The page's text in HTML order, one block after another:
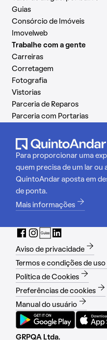
Guias
Consórcio de Imóveis
Imovelweb
Trabalhe com a gente
Carreiras
Corretagem
Fotografia
Vistorias
Parceria de Reparos
Parceria com Portarias
Para proporcionar uma
quem precisa de um lar ou
QuintoAndar aposta em
de ponta.
Mais informações
Aviso de privacidade
Termos e condições de uso
Política de Cookies
Preferências de cookies
Manual do usuário
GRPQA Ltda.